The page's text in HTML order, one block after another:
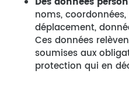
noms,
déplacement,
Ces données
soumises aux
protection qui en